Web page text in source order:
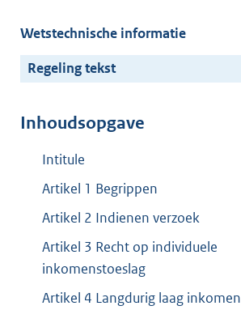
Wetstechnische informatie
Regeling tekst
Inhoudsopgave
Intitule
Artikel 1 Begrippen
Artikel 2 Indienen verzoek
Artikel 3 Recht op individuele
inkomenstoeslag
Artikel 4 Langdurig laag inkomen